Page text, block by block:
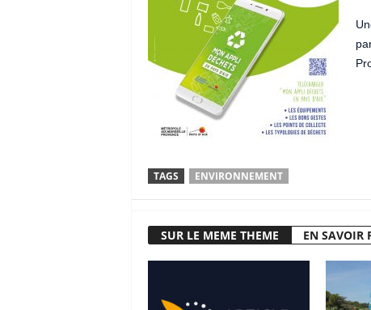
TAGS ENVIRONNEMENT
SUR LE MEME THEME EN SAVOIR